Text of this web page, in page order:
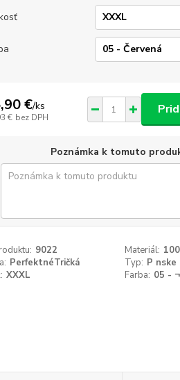
€/ks
€ bez DPH
Poznámka k tomuto
9022 Materiál:
PerfektnéTričká Typ: P nske
XXXL Farba: 05 -